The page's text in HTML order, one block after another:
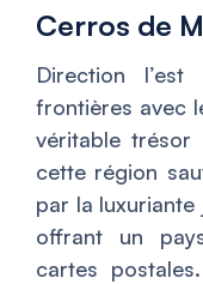
Cerros de
Direction
frontières avec
véritable trésor
cette région
par la
offrant un
cartes